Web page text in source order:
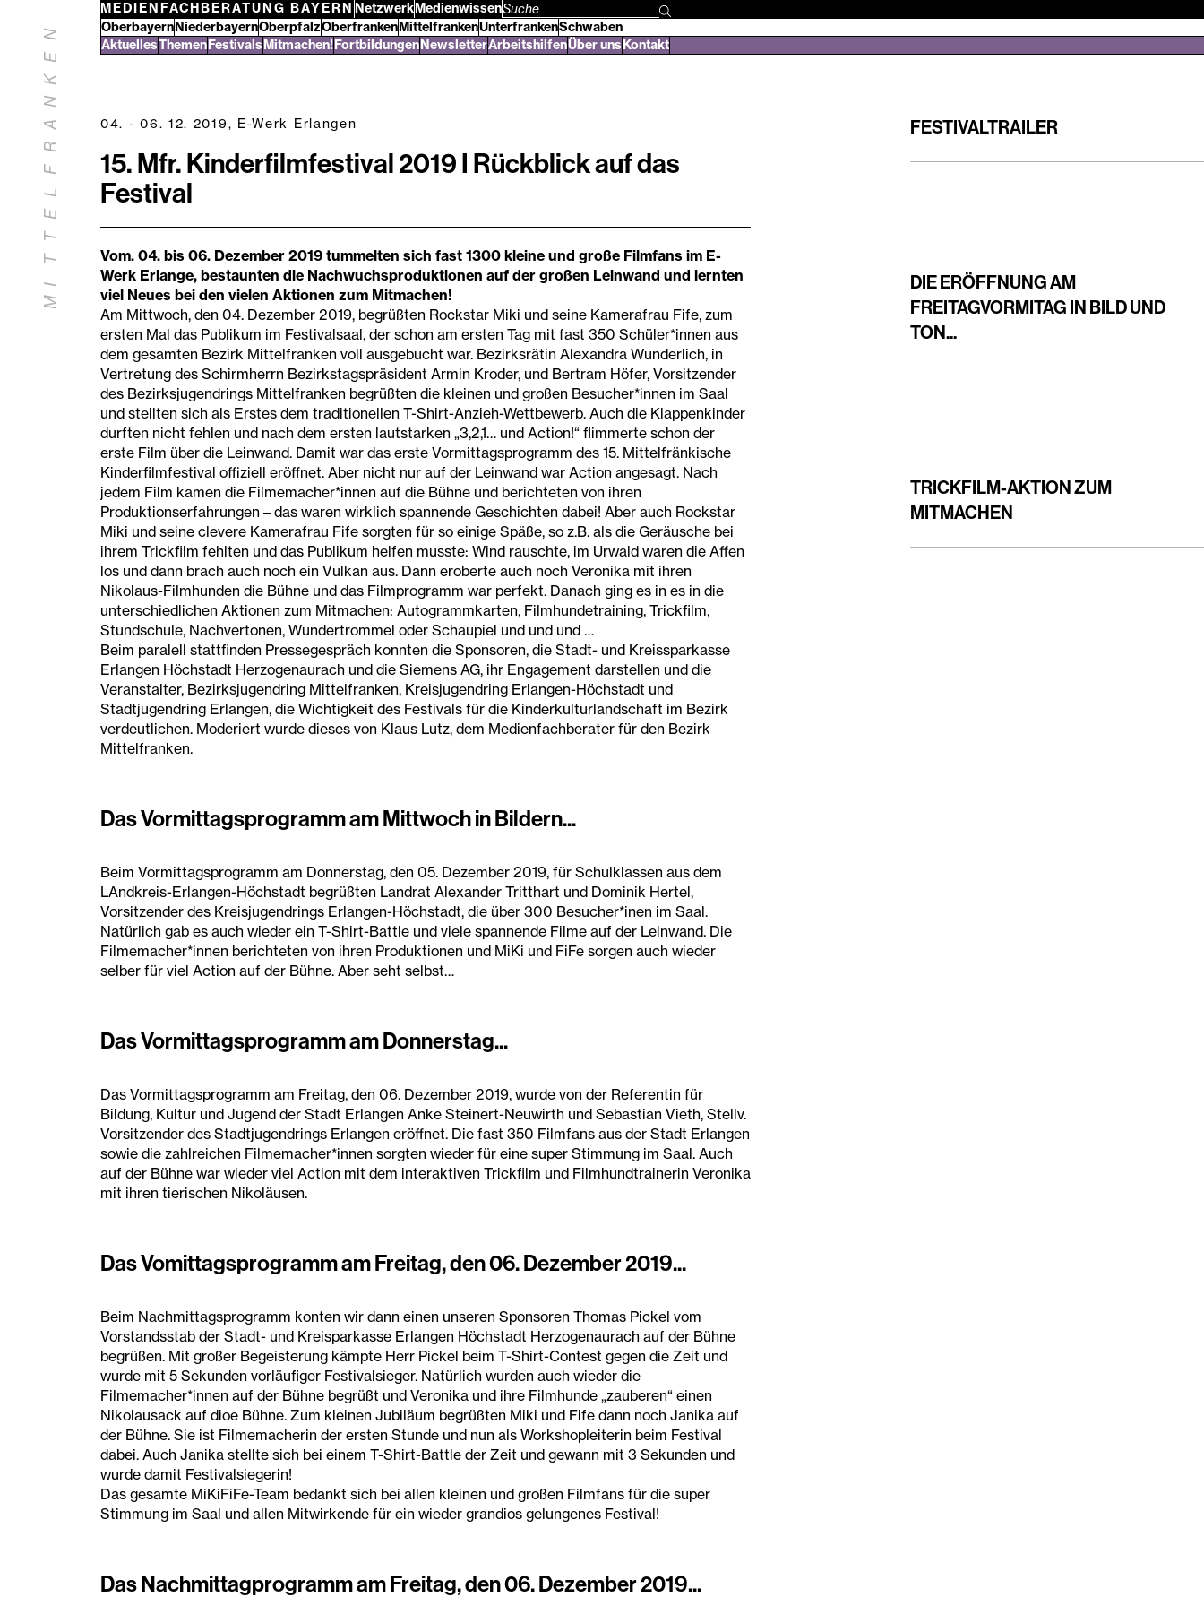
springen
MEDIENFACHBERATUNG BAYERN NetzwerkMedienwissen
Suchbegriff
eingeben
Bezirke
OberbayernNiederbayernOberpfalzOberfrankenMittelfrankenUnterfrankenSchwaben
Mittelfranken
AktuellesThemenFestivalsMitmachen!FortbildungenNewsletterArbeitshilfenÜber unsKontakt
N
E
K
N
A
R
F
L
E
T
T
I
M
04. - 06. 12. 2019, E-Werk Erlangen
15. Mfr. Kinderfilmfestival 2019 I Rückblick auf das
Festival
Vom. 04. bis 06. Dezember 2019 tummelten sich fast 1300 kleine und große Filmfans im E-
Werk Erlange, bestaunten die Nachwuchsproduktionen auf der großen Leinwand und lernten
viel Neues bei den vielen Aktionen zum Mitmachen!
Am Mittwoch, den 04. Dezember 2019, begrüßten Rockstar Miki und seine Kamerafrau Fife, zum
ersten Mal das Publikum im Festivalsaal, der schon am ersten Tag mit fast 350 Schüler*innen aus
dem gesamten Bezirk Mittelfranken voll ausgebucht war. Bezirksrätin Alexandra Wunderlich, in
Vertretung des Schirmherrn Bezirkstagspräsident Armin Kroder, und Bertram Höfer, Vorsitzender
des Bezirksjugendrings Mittelfranken begrüßten die kleinen und großen Besucher*innen im Saal
und stellten sich als Erstes dem traditionellen T-Shirt-Anzieh-Wettbewerb. Auch die Klappenkinder
durften nicht fehlen und nach dem ersten lautstarken „3,2,1… und Action!“ flimmerte schon der
erste Film über die Leinwand. Damit war das erste Vormittagsprogramm des 15. Mittelfränkische
Kinderfilmfestival offiziell eröffnet. Aber nicht nur auf der Leinwand war Action angesagt. Nach
jedem Film kamen die Filmemacher*innen auf die Bühne und berichteten von ihren
Produktionserfahrungen – das waren wirklich spannende Geschichten dabei! Aber auch Rockstar
Miki und seine clevere Kamerafrau Fife sorgten für so einige Späße, so z.B. als die Geräusche bei
ihrem Trickfilm fehlten und das Publikum helfen musste: Wind rauschte, im Urwald waren die Affen
los und dann brach auch noch ein Vulkan aus. Dann eroberte auch noch Veronika mit ihren
Nikolaus-Filmhunden die Bühne und das Filmprogramm war perfekt. Danach ging es in es in die
unterschiedlichen Aktionen zum Mitmachen: Autogrammkarten, Filmhundetraining, Trickfilm,
Stundschule, Nachvertonen, Wundertrommel oder Schaupiel und und und …
Beim paralell stattfinden Pressegespräch konnten die Sponsoren, die Stadt- und Kreissparkasse
Erlangen Höchstadt Herzogenaurach und die Siemens AG, ihr Engagement darstellen und die
Veranstalter, Bezirksjugendring Mittelfranken, Kreisjugendring Erlangen-Höchstadt und
Stadtjugendring Erlangen, die Wichtigkeit des Festivals für die Kinderkulturlandschaft im Bezirk
verdeutlichen. Moderiert wurde dieses von Klaus Lutz, dem Medienfachberater für den Bezirk
Mittelfranken.
Das Vormittagsprogramm am Mittwoch in Bildern...
Beim Vormittagsprogramm am Donnerstag, den 05. Dezember 2019, für Schulklassen aus dem
LAndkreis-Erlangen-Höchstadt begrüßten Landrat Alexander Tritthart und Dominik Hertel,
Vorsitzender des Kreisjugendrings Erlangen-Höchstadt, die über 300 Besucher*inen im Saal.
Natürlich gab es auch wieder ein T-Shirt-Battle und viele spannende Filme auf der Leinwand. Die
Filmemacher*innen berichteten von ihren Produktionen und MiKi und FiFe sorgen auch wieder
selber für viel Action auf der Bühne. Aber seht selbst…
Das Vormittagsprogramm am Donnerstag...
Das Vormittagsprogramm am Freitag, den 06. Dezember 2019, wurde von der Referentin für
Bildung, Kultur und Jugend der Stadt Erlangen Anke Steinert-Neuwirth und Sebastian Vieth, Stellv.
Vorsitzender des Stadtjugendrings Erlangen eröffnet. Die fast 350 Filmfans aus der Stadt Erlangen
sowie die zahlreichen Filmemacher*innen sorgten wieder für eine super Stimmung im Saal. Auch
auf der Bühne war wieder viel Action mit dem interaktiven Trickfilm und Filmhundtrainerin Veronika
mit ihren tierischen Nikoläusen.
Das Vomittagsprogramm am Freitag, den 06. Dezember 2019...
Beim Nachmittagsprogramm konten wir dann einen unseren Sponsoren Thomas Pickel vom
Vorstandsstab der Stadt- und Kreisparkasse Erlangen Höchstadt Herzogenaurach auf der Bühne
begrüßen. Mit großer Begeisterung kämpte Herr Pickel beim T-Shirt-Contest gegen die Zeit und
wurde mit 5 Sekunden vorläufiger Festivalsieger. Natürlich wurden auch wieder die
Filmemacher*innen auf der Bühne begrüßt und Veronika und ihre Filmhunde „zauberen“ einen
Nikolausack auf dioe Bühne. Zum kleinen Jubiläum begrüßten Miki und Fife dann noch Janika auf
der Bühne. Sie ist Filmemacherin der ersten Stunde und nun als Workshopleiterin beim Festival
dabei. Auch Janika stellte sich bei einem T-Shirt-Battle der Zeit und gewann mit 3 Sekunden und
wurde damit Festivalsiegerin!
Das gesamte MiKiFiFe-Team bedankt sich bei allen kleinen und großen Filmfans für die super
Stimmung im Saal und allen Mitwirkende für ein wieder grandios gelungenes Festival!
Das Nachmittagprogramm am Freitag, den 06. Dezember 2019...
FESTIVALTRAILER
DIE ERÖFFNUNG AM
FREITAGVORMITAG IN BILD UND
TON...
TRICKFILM-AKTION ZUM
MITMACHEN